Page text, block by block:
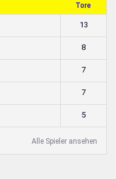
Tore
13
8
7
7
5
Alle Spieler ansehen